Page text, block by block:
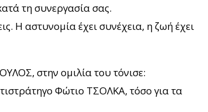
τη συνεργασία σας.
Η αστυνομία έχει συνέχεια, η ζωή έχει
στην ομιλία του τόνισε:
Φώτιο ΤΣΟΛΚΑ, τόσο για τα